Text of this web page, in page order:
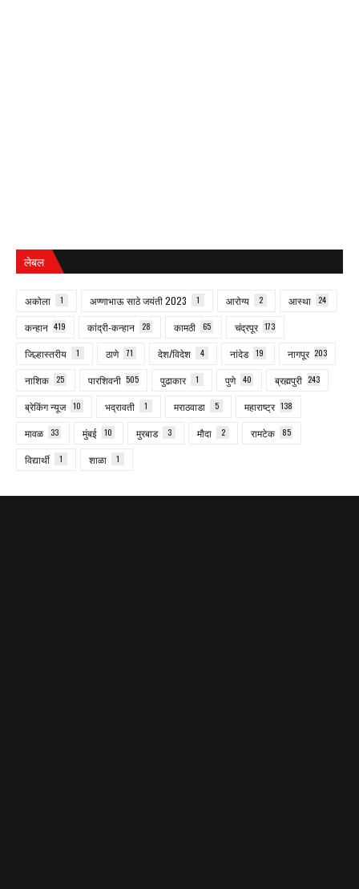
लेबल
अकोला 1 अण्णाभाऊ साठे जयंती 2023 1 आरोग्य 2 आस्था 24
कन्हान 419 कांद्री-कन्हान 28 कामठी 65 चंद्रपूर 173
जिल्हास्तरीय 1 ठाणे 71 देश/विदेश 4 नांदेड 19 नागपूर 203
नाशिक 25 पारशिवनी 505 पुढाकार 1 पुणे 40 ब्रह्मपुरी 243
ब्रेकिंग न्यूज 10 भद्रावती 1 मराठवाडा 5 महाराष्ट्र 138
मावळ 33 मुंबई 10 मुरबाड 3 मौदा 2 रामटेक 85
विद्यार्थी 1 शाळा 1